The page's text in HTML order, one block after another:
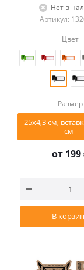
Нет в
Артикул:
Цвет
Размер
25х4,3 см,
см
от 199
В